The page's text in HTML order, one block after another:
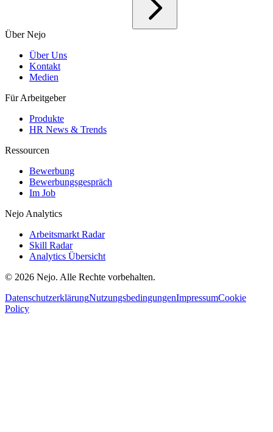
Über Nejo
Über Uns
Kontakt
Medien
Für Arbeitgeber
Produkte
HR News & Trends
Ressourcen
Bewerbung
Bewerbungsgespräch
Im Job
Nejo Analytics
Arbeitsmarkt Radar
Skill Radar
Analytics Übersicht
© 2026 Nejo. Alle Rechte vorbehalten.
DatenschutzerklärungNutzungsbedingungenImpressumCookie
Policy